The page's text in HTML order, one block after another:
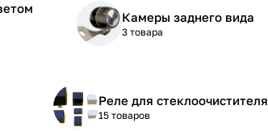
Камеры заднего вида
3 товара
Реле для стеклоочистителя
15 товаров